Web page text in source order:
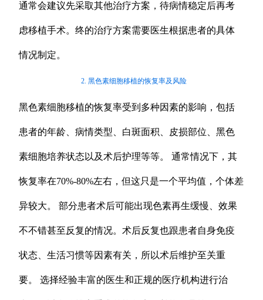
通常会建议先采取其他治疗方案，待病情稳定后再考
虑移植手术。终的治疗方案需要医生根据患者的具体
情况制定。
2. 黑色素细胞移植的恢复率及风险
黑色素细胞移植的恢复率受到多种因素的影响，包括
患者的年龄、病情类型、白斑面积、皮损部位、黑色
素细胞培养状态以及术后护理等等。 通常情况下，其
恢复率在70%-80%左右，但这只是一个平均值，个体差
异较大。 部分患者术后可能出现色素再生缓慢、效果
不不错甚至反复的情况。术后反复也跟患者自身免疫
状态、生活习惯等因素有关，所以术后维护至关重
要。 选择经验丰富的医生和正规的医疗机构进行治